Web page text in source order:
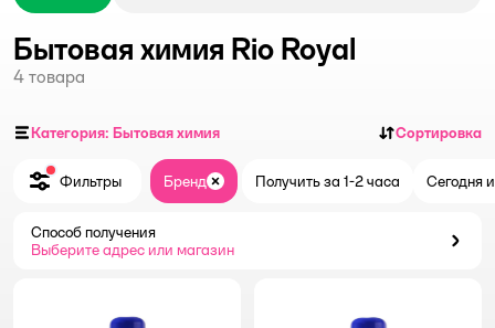
Бытовая химия Rio Royal
4 товара
Категория: Бытовая химия Сортировка
Фильтры Бренд ЗакрытьПолучить за 1-2 часа Сегодня
Способ получения
Выберите адрес или магазин